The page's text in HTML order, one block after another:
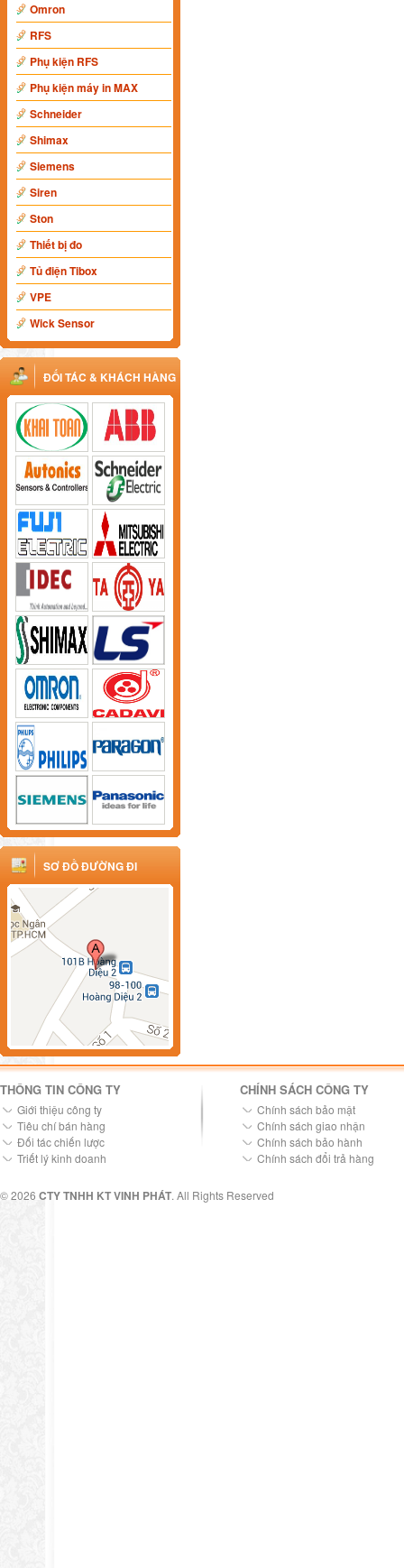
Omron
RFS
Phụ kiện RFS
Phụ kiện máy in MAX
Schneider
Shimax
Siemens
Siren
Ston
Thiết bị đo
Tủ điện Tibox
VPE
Wick Sensor
ĐỐI TÁC & KHÁCH HÀNG
SƠ ĐỒ ĐƯỜNG ĐI
THÔNG TIN CÔNG TY
Giới thiệu công ty
Tiêu chí bán hàng
Đối tác chiến lược
Triết lý kinh doanh
CHÍNH SÁCH CÔNG TY
Chính sách bảo mật
Chính sách giao nhận
Chính sách bảo hành
Chính sách đổi trả hàng
© 2026 CTY TNHH KT VINH PHÁT. All Rights Reserved